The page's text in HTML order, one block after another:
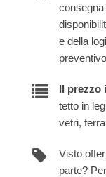
e della
Il prezzo
tetto in
vetri,
Visto
parte?